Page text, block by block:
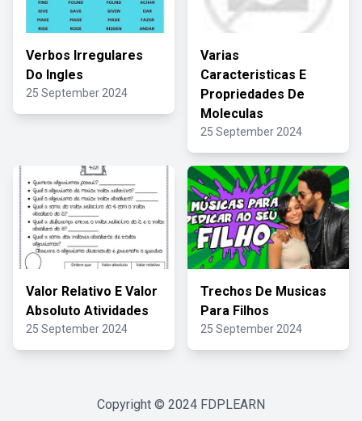
Verbos Irregulares
Do Ingles
25 September 2024
Varias
Caracteristicas E
Propriedades De
Moleculas
25 September 2024
Valor Relativo E Valor
Absoluto Atividades
25 September 2024
Trechos De Musicas
Para Filhos
25 September 2024
Copyright © 2024 FDPLEARN